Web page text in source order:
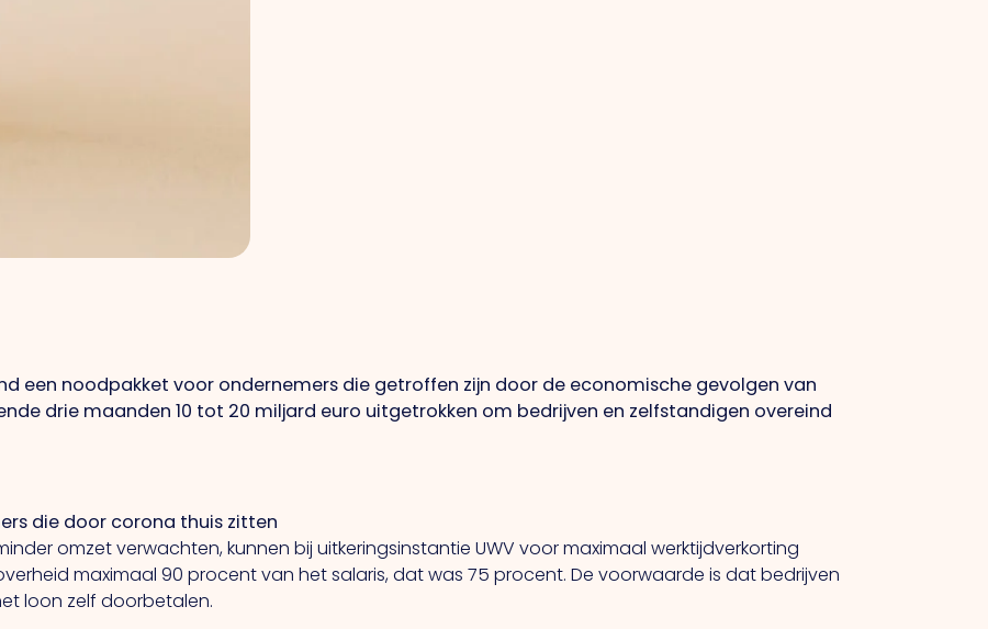
een noodpakket voor ondernemers die getroffen zijn door de economische gevolgen van
drie maanden 10 tot 20 miljard euro uitgetrokken om bedrijven en zelfstandigen overeind
die door corona thuis zitten
omzet verwachten, kunnen bij uitkeringsinstantie UWV voor maximaal werktijdverkorting
maximaal 90 procent van het salaris, dat was 75 procent. De voorwaarde is dat bedrijven
loon zelf doorbetalen.